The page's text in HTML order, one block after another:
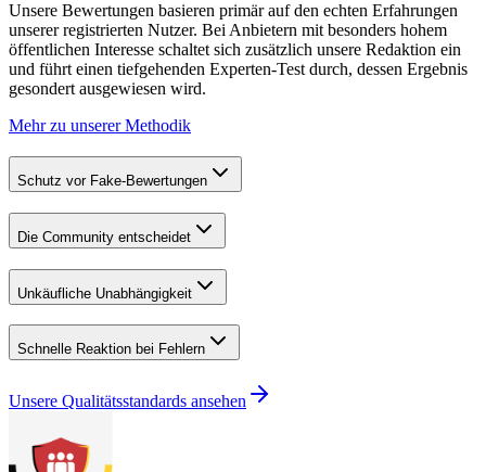
Unsere Bewertungen basieren primär auf den echten Erfahrungen
unserer registrierten Nutzer. Bei Anbietern mit besonders hohem
öffentlichen Interesse schaltet sich zusätzlich unsere Redaktion ein
und führt einen tiefgehenden Experten-Test durch, dessen Ergebnis
gesondert ausgewiesen wird.
Mehr zu unserer Methodik
Schutz vor Fake-Bewertungen
Die Community entscheidet
Unkäufliche Unabhängigkeit
Schnelle Reaktion bei Fehlern
Unsere Qualitätsstandards ansehen